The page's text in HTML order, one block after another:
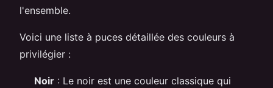
l'ensemble.
Voici une liste à puces détaillée des couleurs à
privilégier :
Noir : Le noir est une couleur classique qui